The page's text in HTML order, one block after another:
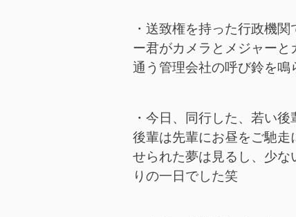
・送致権を持った行政機
ー君がカメラとメジャー
通う管理会社の呼び鈴を鳴
・今日、同行した、若い
後輩は先輩にお昼をご馳走
せられた夢は見るし、少
りの一日でした笑